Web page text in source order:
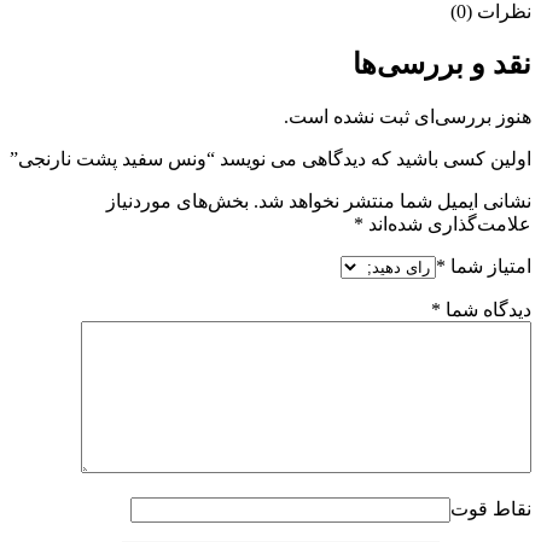
نظرات (0)
نقد و بررسی‌ها
هنوز بررسی‌ای ثبت نشده است.
اولین کسی باشید که دیدگاهی می نویسد “ونس سفید پشت نارنجی”
نشانی ایمیل شما منتشر نخواهد شد. بخش‌های موردنیاز
علامت‌گذاری شده‌اند *
امتیاز شما *
دیدگاه شما *
نقاط قوت